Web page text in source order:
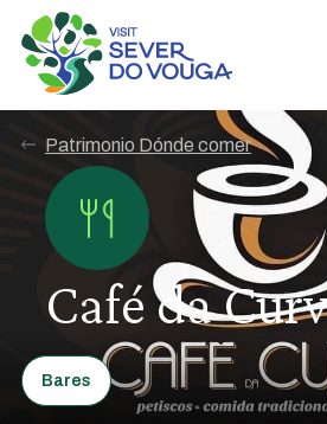
Patrimonio Dónde comer
Café da
Bares